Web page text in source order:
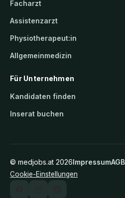
Facharzt
Assistenzarzt
Physiotherapeut:in
Allgemeinmedizin
Für Unternehmen
Kandidaten finden
Inserat buchen
© medjobs.at 2026ImpressumAGB
Cookie-Einstellungen